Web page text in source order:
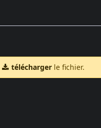
téléchargerle fichier.